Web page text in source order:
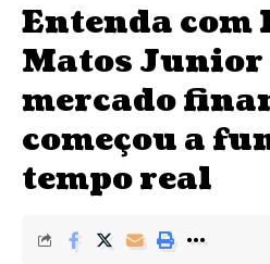
Entenda com
Matos Junior
mercado
começou a
tempo real